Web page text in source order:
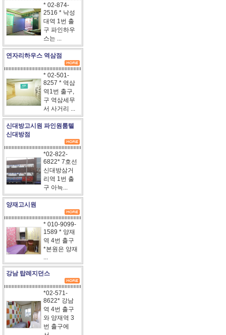
* 02-874-
2516 * 낙성
대역 1번 출
구 파인하우
스는 ...
연자리하우스 역삼점
* 02-501-
8257 * 역삼
역1번 출구,
구 역삼세무
서 사거리 ...
신대방고시원 파인원룸텔
신대방점
*02-822-
6822* 7호선
신대방삼거
리역 1번 출
구 아늑...
양재고시원
* 010-9099-
1589 * 양재
역 4번 출구
*본원은 양재
...
강남 탑레지던스
*02-571-
8622* 강남
역 4번 출구
와 양재역 3
번 출구에